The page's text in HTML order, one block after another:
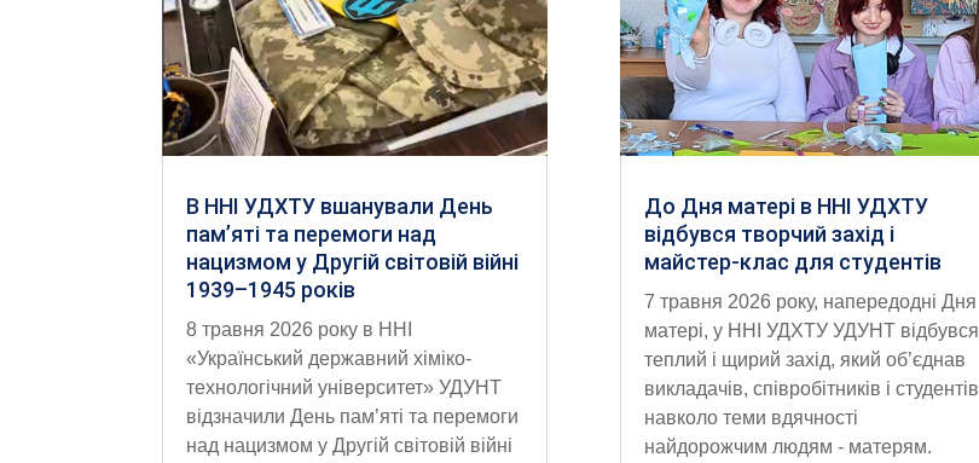
В ННІ УДХТУ вшанували День
пам’яті та перемоги над
нацизмом у Другій світовій війні
1939–1945 років
8 травня 2026 року в ННІ
«Український державний хіміко-
технологічний університет» УДУНТ
відзначили День пам’яті та перемоги
над нацизмом у Другій світовій війні
До Дня матері в ННІ УДХТУ
відбувся творчий захід і
майстер-клас для студентів
7 травня 2026 року, напередодні Дня
матері, у ННІ УДХТУ УДУНТ відбувся
теплий і щирий захід, який об’єднав
викладачів, співробітників і студентів
навколо теми вдячності
найдорожчим людям - матерям.